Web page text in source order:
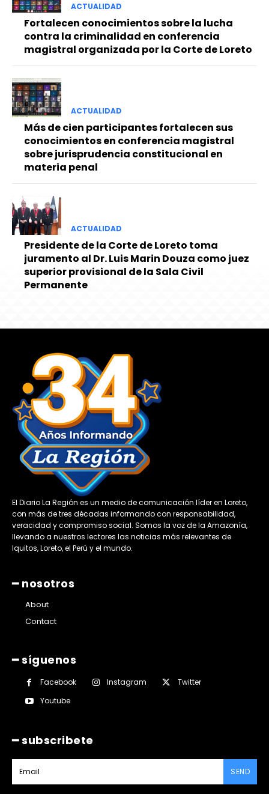
ACTUALIDAD
Fortalecen conocimientos sobre la lucha
contra la criminalidad en conferencia
magistral organizada por la Corte de Loreto
ACTUALIDAD
Más de cien participantes fortalecen sus
conocimientos en conferencia magistral
sobre jurisprudencia constitucional en
materia penal
ACTUALIDAD
Presidente de la Corte de Loreto toma
juramento al Dr. Luis Marin Douza como juez
superior provisional de la Sala Civil
Permanente
El Diario La Región es un medio de comunicación líder en Loreto,
con más de tres décadas informando con responsabilidad,
veracidad y compromiso social. Somos la voz de la Amazonía,
llevando a nuestros lectores las noticias más relevantes de
Iquitos, Loreto, el Perú y el mundo.
━ nosotros
About
Contact
━ síguenos
Facebook Instagram
Twitter
Youtube
━ subscribete
SEND